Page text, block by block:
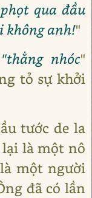
qua đầu
không anh!"
"thằng nhóc"
tỏ sự khởi
tước de la
là một nô
một người
đã có lần